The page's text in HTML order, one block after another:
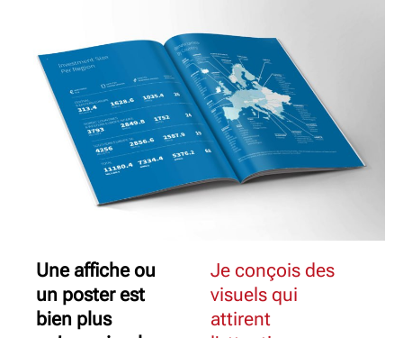
Une affiche ou
un poster est
bien plus
Je conçois des
visuels qui
attirent